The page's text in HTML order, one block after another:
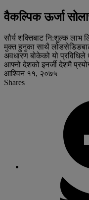
वैकल्पिक ऊर्जा
सौर्य शक्तिबाट नि:शुल्क लाभ
मुक्त हुनुका साथै लोडसेडिङबाट
अवधारण बोकेको यो प्रविधिले
आफ्नो देशको इनर्जी देशमै
आश्विन ११, २०७५
Shares